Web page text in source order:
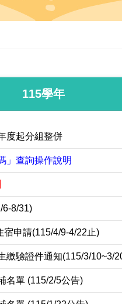
115學年
度起分組整併
」查詢操作說明
6-8/31)
宿申請(115/4/9-4/22止)
繳驗證件通知(115/3/10~3/
名單 (115/2/5公告)